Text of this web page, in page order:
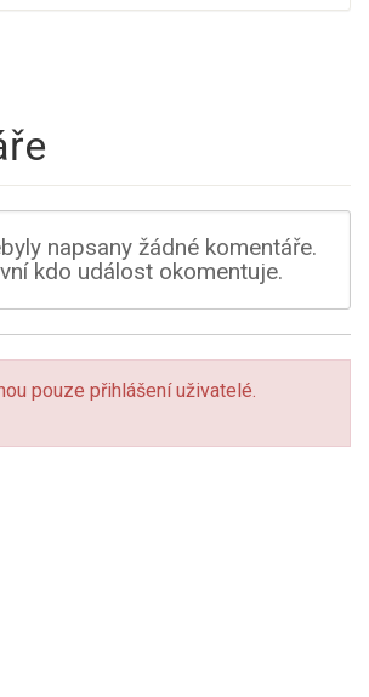
napsany žádné komentáře.
kdo událost okomentuje.
pouze přihlášení uživatelé.